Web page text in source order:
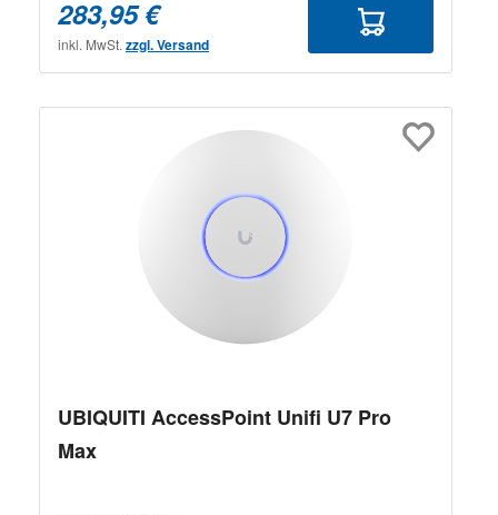
283,95 €
inkl. MwSt. zzgl. Versand
UBIQUITI AccessPoint Unifi U7 Pro
Max